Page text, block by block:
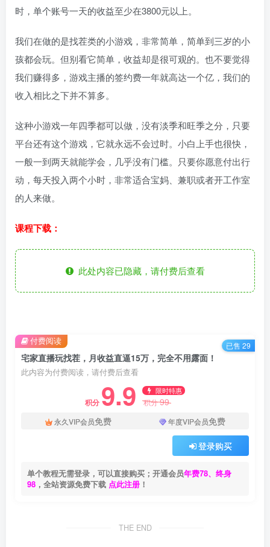
时，单个账号一天的收益至少在3800元以上。
我们在做的是找茬类的小游戏，非常简单，简单到三岁的小
孩都会玩。但别看它简单，收益却是很可观的。也不要觉得
我们赚得多，游戏主播的签约费一年就高达一个亿，我们的
收入相比之下并不算多。
这种小游戏一年四季都可以做，没有淡季和旺季之分，只要
平台还有这个游戏，它就永远不会过时。小白上手也很快，
一般一到两天就能学会，几乎没有门槛。只要你愿意付出行
动，每天投入两个小时，非常适合宝妈、兼职或者开工作室
的人来做。
课程下载：
此处内容已隐藏，请付费后查看
宅家直播玩找茬，月收益直逼15万，完全不用露面！
此内容为付费阅读，请付费后查看
积分 9.9 限时特惠
积分99
永久VIP会员免费 年度VIP会员免费
登录购买
单个教程无需登录，可以直接购买；开通会员年费78、终身
98 ，全站资源免费下载 点此注册 ！
付费阅读 已售 29
THE END